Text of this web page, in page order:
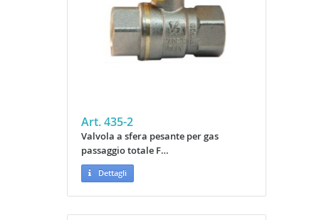
Art. 435-2
Valvola a sfera pesante per gas
passaggio totale F…
Dettagli